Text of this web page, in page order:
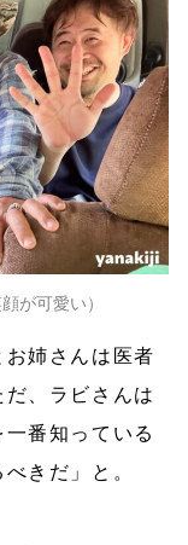
が可愛い）
姉さんは医者
、ラビさんは
番知っている
きだ」と。